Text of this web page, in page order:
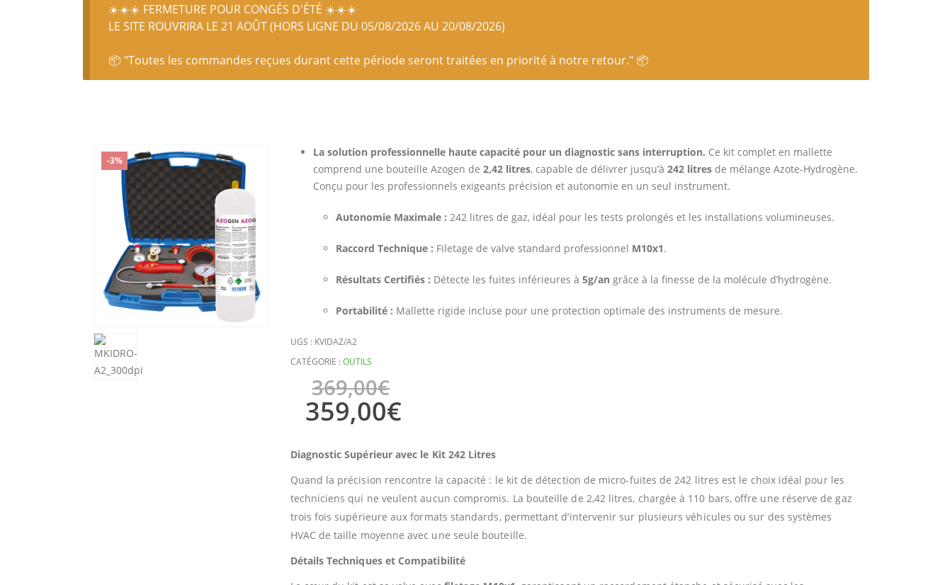
☀️☀️☀️ FERMETURE POUR CONGÉS D'ÉTÉ ☀️☀️☀️
LE SITE ROUVRIRA LE 21 AOÛT (HORS LIGNE DU 05/08/2026 AU 20/08/2026)
📦 "Toutes les commandes reçues durant cette période seront traitées en priorité à notre retour." 📦
-3%
La solution professionnelle haute capacité pour un diagnostic sans interruption. Ce kit complet en mallette
comprend une bouteille Azogen de 2,42 litres, capable de délivrer jusqu’à 242 litresde mélange Azote-Hydrogène.
Conçu pour les professionnels exigeants précision et autonomie en un seul instrument.
Autonomie Maximale : 242 litres de gaz, idéal pour les tests prolongés et les installations volumineuses.
Raccord Technique : Filetage de valve standard professionnel M10x1.
Résultats Certifiés : Détecte les fuites inférieures à 5g/an grâce à la finesse de la molécule d’hydrogène.
Portabilité : Mallette rigide incluse pour une protection optimale des instruments de mesure.
UGS : KVIDAZ/A2
CATÉGORIE :OUTILS
369,00€
359,00€
Diagnostic Supérieur avec le Kit 242 Litres
Quand la précision rencontre la capacité : le kit de détection de micro-fuites de 242 litres est le choix idéal pour les
techniciens qui ne veulent aucun compromis. La bouteille de 2,42 litres, chargée à 110 bars, offre une réserve de gaz
trois fois supérieure aux formats standards, permettant d’intervenir sur plusieurs véhicules ou sur des systèmes
HVAC de taille moyenne avec une seule bouteille.
Détails Techniques et Compatibilité